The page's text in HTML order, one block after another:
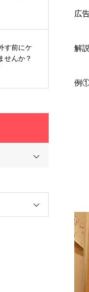
広
解
例
す前にケ
せんか？